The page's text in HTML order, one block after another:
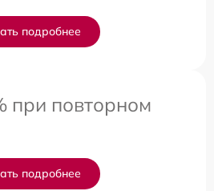
подробнее
при повторном
подробнее